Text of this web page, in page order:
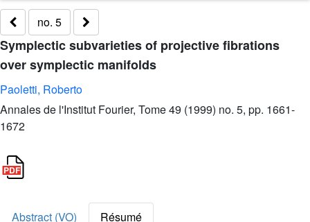
no. 5
Symplectic subvarieties of projective fibrations
over symplectic manifolds
Paoletti, Roberto
Annales de l'Institut Fourier, Tome 49 (1999) no. 5, pp. 1661-
1672
Abstract (VO)
Résumé